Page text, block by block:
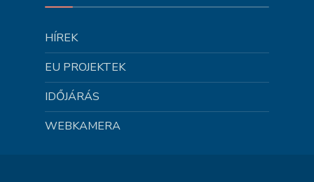
HÍREK
EU PROJEKTEK
IDŐJÁRÁS
WEBKAMERA